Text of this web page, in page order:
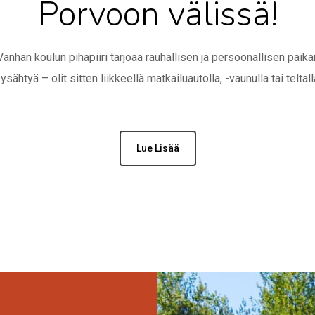
Porvoon välissä!
koulun pihapiiri tarjoaa rauhallisen ja persoonallisen
– olit sitten liikkeellä matkailuautolla, -vaunulla tai
Lue Lisää